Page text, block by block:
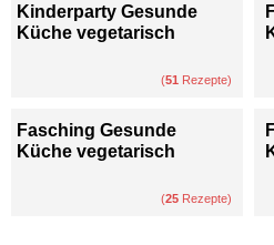
Kinderparty Gesunde
Küche vegetarisch
(51 Rezepte)
Fasching Gesunde
Küche vegetarisch
(25 Rezepte)